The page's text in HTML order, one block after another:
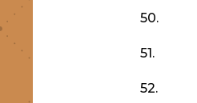
50.
51.
52.